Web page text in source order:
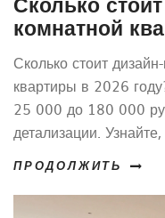
комнатной
Сколько стоит
квартиры в 2026
25 000 до 180 000
детализации.
ПРОДОЛЖИТЬ